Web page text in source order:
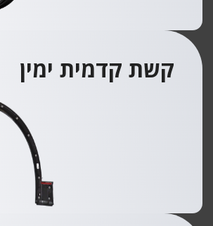
קשת קדמית ימין